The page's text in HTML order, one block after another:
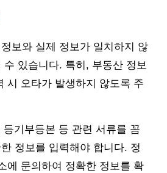
보와 실제 정보가 일치하지 않
수 있습니다. 특히, 부동산 정보
시 오타가 발생하지 않도록 주
등기부등본 등 관련 서류를 꼼
정보를 입력해야 합니다. 정
에 문의하여 정확한 정보를 확